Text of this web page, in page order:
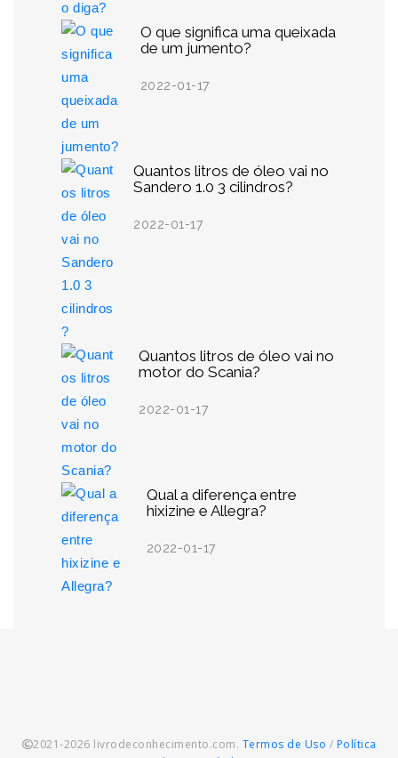
O que significa uma queixada
de um jumento?
2022-01-17
Quantos litros de óleo vai no
Sandero 1.0 3 cilindros?
2022-01-17
Quantos litros de óleo vai no
motor do Scania?
2022-01-17
Qual a diferença entre
hixizine e Allegra?
2022-01-17
2021-2026 livrodeconhecimento.com. Termos de Uso / Política